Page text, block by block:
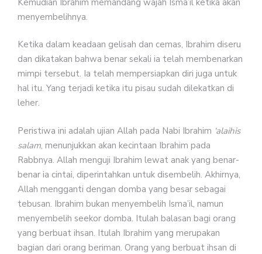
menyembelihnya.
Ketika dalam keadaan gelisah dan cemas, Ibrahim diseru
dan dikatakan bahwa benar sekali ia telah membenarkan
mimpi tersebut. Ia telah mempersiapkan diri juga untuk
hal itu. Yang terjadi ketika itu pisau sudah dilekatkan di
leher.
Peristiwa ini adalah ujian Allah pada Nabi Ibrahim ‘alaihis
salam, menunjukkan akan kecintaan Ibrahim pada
Rabbnya. Allah menguji Ibrahim lewat anak yang benar-
benar ia cintai, diperintahkan untuk disembelih. Akhirnya,
Allah mengganti dengan domba yang besar sebagai
tebusan. Ibrahim bukan menyembelih Isma’il, namun
menyembelih seekor domba. Itulah balasan bagi orang
yang berbuat ihsan. Itulah Ibrahim yang merupakan
bagian dari orang beriman. Orang yang berbuat ihsan di